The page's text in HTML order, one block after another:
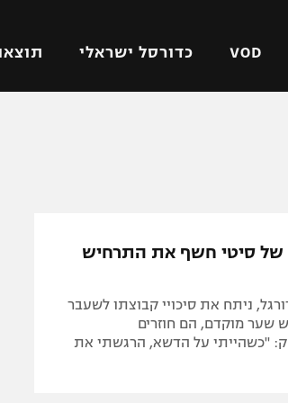
VOD כדורסל ישראלי
הפועל ירושלים
דני אבדיה
של סיטי חשף את התרחיש
ניתח את סיכויי קבוצתו לשעבר
שער מוקדם, הם חוזרים
"כשהייתי על הדשא, הרגשתי את